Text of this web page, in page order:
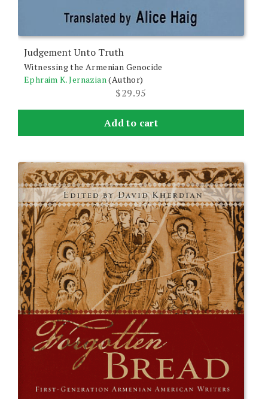
Judgement Unto Truth
Witnessing the Armenian Genocide
Ephraim K. Jernazian(Author)
$29.95
Add to cart